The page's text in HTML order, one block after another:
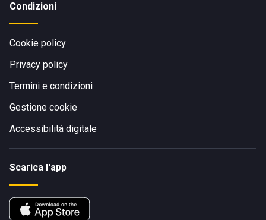
Condizioni
Cookie policy
Privacy policy
Termini e condizioni
Gestione cookie
Accessibilità digitale
Scarica l'app